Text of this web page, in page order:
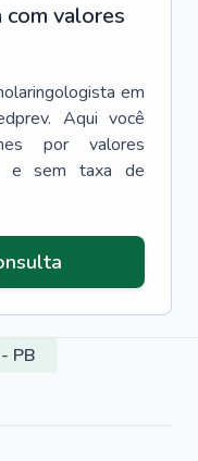
valores
em
Aqui você
por valores
e sem taxa de
PB